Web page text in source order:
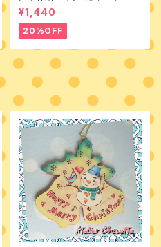
ペイントとカントリードールのミ
ニボード
¥1,440
20%OFF